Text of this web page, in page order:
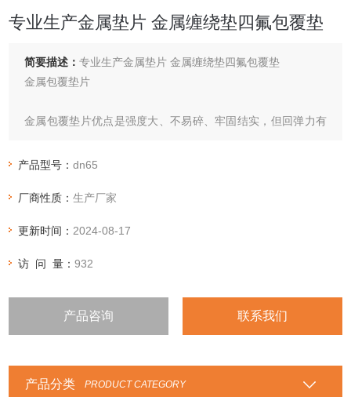
专业生产金属垫片 金属缠绕垫四氟包覆垫
简要描述：专业生产金属垫片 金属缠绕垫四氟包覆垫
金属包覆垫片
金属包覆垫片优点是强度大、不易碎、牢固结实，但回弹力有
改进、外敷石墨板）。
产品型号：dn65
厂商性质：生产厂家
更新时间： 2024-08-17
访 问 量：932
产品咨询 联系我们
产品分类 PRODUCT CATEGORY